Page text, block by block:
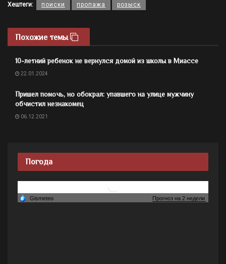
Хештеги: поиски пропажа розыск
Похожие темы
10-летний ребенок не вернулся домой из школы в Миассе
22.01.2024
Пришел помочь, но обокрал: упавшего на улице мужчину
обчистил незнакомец
06.12.2021
Погода